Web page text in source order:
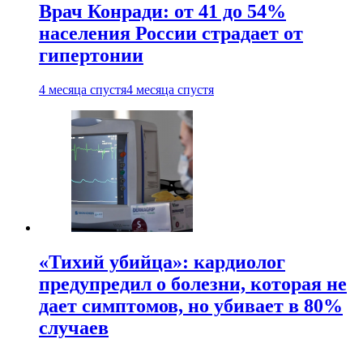
Врач Конради: от 41 до 54%
населения России страдает от
гипертонии
4 месяца спустя4 месяца спустя
«Тихий убийца»: кардиолог
предупредил о болезни, которая не
дает симптомов, но убивает в 80%
случаев